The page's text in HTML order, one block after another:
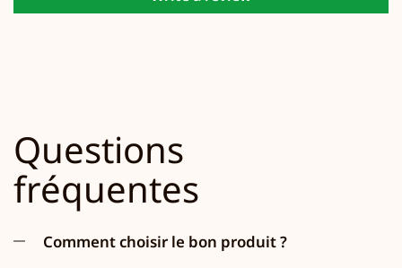
Questions
fréquentes
Comment choisir le bon produit ?